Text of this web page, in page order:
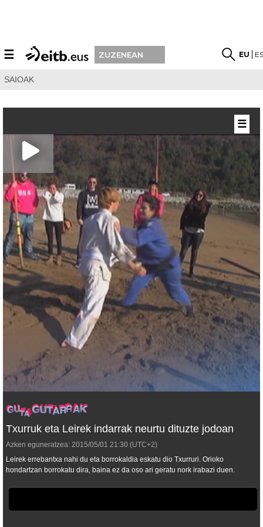
☰ ZUZENEAN EU
SAIOAK
Txurruk eta Leirek indarrak neurtu dituzte jodoan
Azken eguneratzea: 2015/05/01 21:30 (UTC+2)
Leirek errebantxa nahi du eta borrokaldia eskatu dio Txurruri. Orioko
hondartzan borrokatu dira, baina ez da oso ari geratu nork irabazi duen.
☰